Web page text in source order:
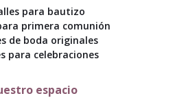
para bautizo
primera comunión
de boda originales
para celebraciones
espacio